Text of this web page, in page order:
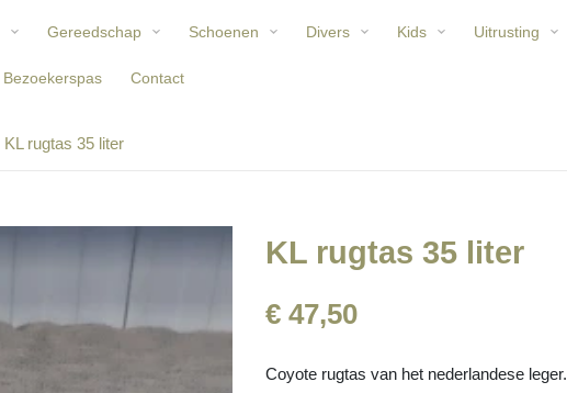
Gereedschap Schoenen Divers Kids Uitrusting
Bezoekerspas Contact
KL rugtas 35 liter
KL rugtas 35 liter
€ 47,50
Coyote rugtas van het nederlandese leger.